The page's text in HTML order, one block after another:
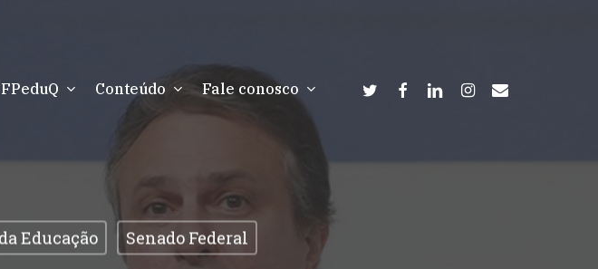
Conteúdo Fale conosco twitterfacebooklinkedininstagram
email
Educação Senado Federal